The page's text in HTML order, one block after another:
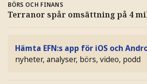
BÖRS OCH FINANS
Terranor spår omsättning på 4
Hämta EFN:s app för iOS och
nyheter, analyser, börs, video, podd